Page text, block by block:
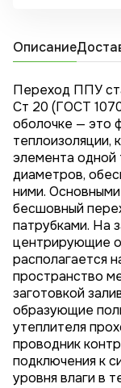
Описание
Переход ППУ
Ст 20 (ГОСТ
оболочке — это
теплоизоляции,
элемента одной
диаметров,
ними.
бесшовный
патрубками. На
центрирующие
располагается
пространство
заготовкой
образующие
утеплителя
проводник
подключения к
уровня влаги в